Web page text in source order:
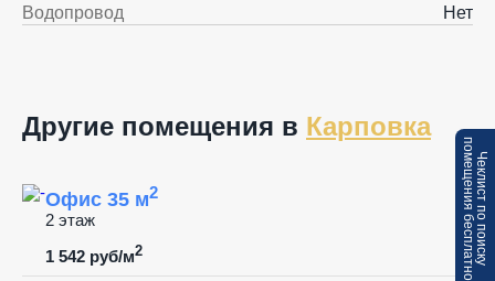
Водопровод
Нет
Другие помещения в Карповка
Офис 35 м2
2 этаж
1 542 руб/м2 Ч
е
к
л
и
с
т
п
о
п
о
и
с
к
у
по
м
е
щ
е
н
и
я
б
е
с
п
л
а
т
н
о